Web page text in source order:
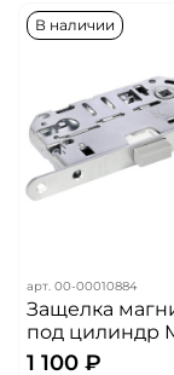
В наличии
арт. 00-00010884
Защелка
под цилиндр
MM 2085 AB
1 100 ₽